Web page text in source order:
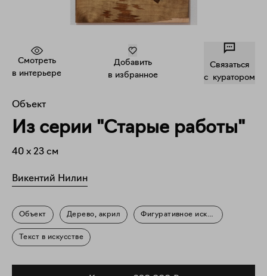
Смотреть
в интерьере
Добавить
в избранное
Связаться
c куратором
Объект
Из серии "Старые работы"
40 x 23 см
Викентий Нилин
Объект Дерево, акрил Фигуративное искусство
Текст в искусстве